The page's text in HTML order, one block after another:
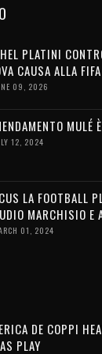
PLATINI
CAUSA ALLA FIFA
09, 2026
MULÉ
12, 2024
LA FOOTBALL
MARCHISIO E
01, 2024
DE COPPI
PLAY